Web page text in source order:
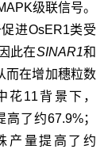
级联信号。
进OsER1类受
此在SINAR1和
而在增加穗粒数
花11 背景下，
高了约67.9%；
产量提高了约